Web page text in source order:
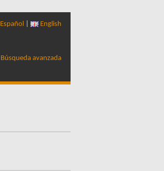
Español English
Búsqueda avanzada